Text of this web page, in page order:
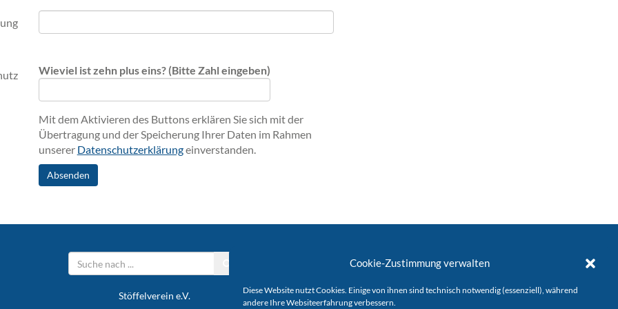
Cookie-Zustimmung verwalten
Diese Website nutzt Cookies. Einige von ihnen sind technisch notwendig (essenziell), während
andere Ihre Websiteerfahrung verbessern.
Wieviel ist zehn plus eins? (Bitte Zahl eingeben)
Mit dem Aktivieren des Buttons erklären Sie sich mit der
Übertragung und der Speicherung Ihrer Daten im Rahmen
unserer Datenschutzerklärungeinverstanden.
Absenden
Stöffelverein e.V.